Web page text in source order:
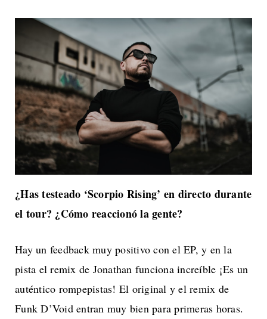
¿Has testeado ‘Scorpio Rising’ en directo durante
el tour? ¿Cómo reaccionó la gente?
Hay un feedback muy positivo con el EP, y en la
pista el remix de Jonathan funciona increíble ¡Es un
auténtico rompepistas! El original y el remix de
Funk D’Void entran muy bien para primeras horas.